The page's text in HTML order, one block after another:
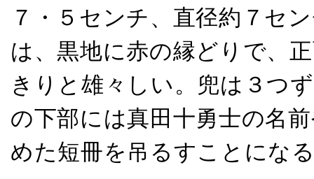
７・５センチ、直径約７セ
は、黒地に赤の縁どりで、
きりと雄々しい。兜は３つ
の下部には真田十勇士の名
めた短冊を吊るすことにな